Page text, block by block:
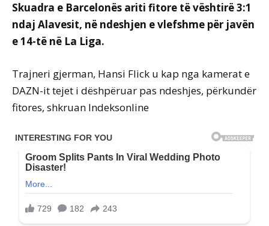
Skuadra e Barcelonës ariti fitore të vështirë 3:1
ndaj Alavesit, në ndeshjen e vlefshme për javën
e 14-të në La Liga.
Trajneri gjerman, Hansi Flick u kap nga kamerat e
DAZN-it tejet i dëshpëruar pas ndeshjes, përkundër
fitores, shkruan Indeksonline